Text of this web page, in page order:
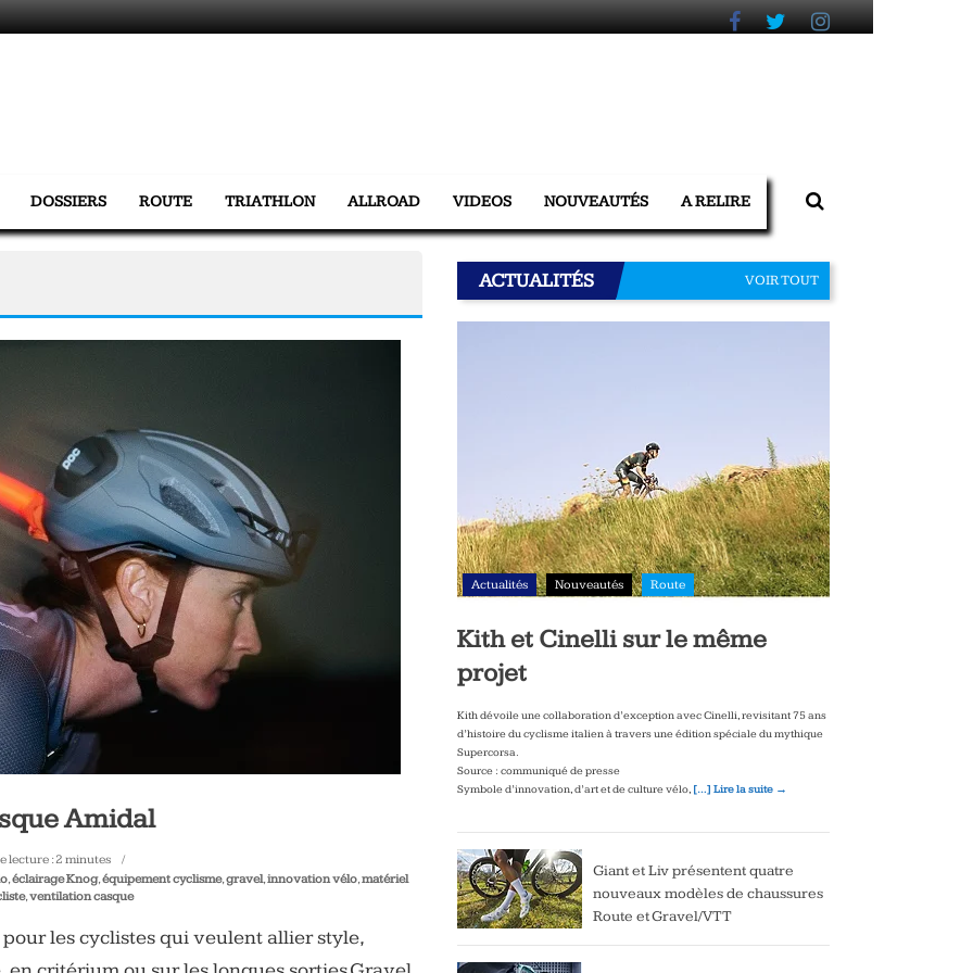
DOSSIERS ROUTE TRIATHLON ALLROAD VIDEOS NOUVEAUTÉS A RELIRE
Amidal
lecture :2 minutes
,éclairage Knog,équipement cyclisme,gravel,innovation vélo,matériel
,ventilation casque
les cyclistes qui veulent allier style,
ACTUALITÉS VOIR TOUT
Actualités Nouveautés Route
Kith et Cinelli sur le même
projet
Kith dévoile une collaboration d’exception avec Cinelli, revisitant 75 ans
d’histoire du cyclisme italien à travers une édition spéciale du mythique
Supercorsa.
Source : communiqué de presse
Symbole d’innovation, d’art et de culture vélo, […] Lire la suite →
Giant et Liv présentent quatre
nouveaux modèles de chaussures
Route et Gravel/VTT